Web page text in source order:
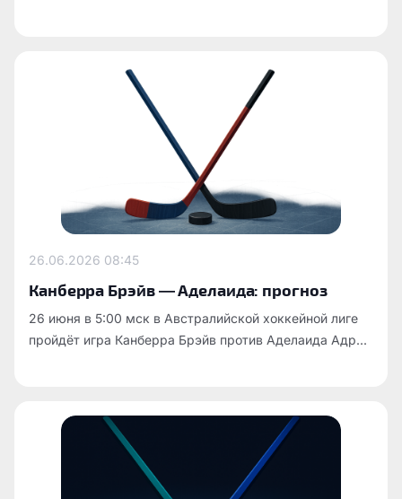
26.06.2026 08:45
Канберра Брэйв — Аделаида: прогноз
26 июня в 5:00 мск в Австралийской хоккейной лиге
пройдёт игра Канберра Брэйв против Аделаида Адр...